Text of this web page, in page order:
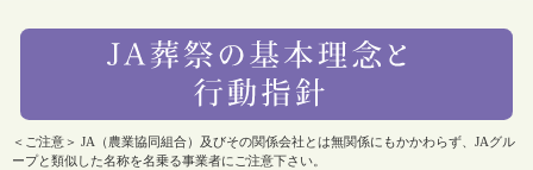
＜ご注意＞ JA（農業協同組合）及びその関係会社とは無関係にもかかわらず、JAグル
ープと類似した名称を名乗る事業者にご注意下さい。